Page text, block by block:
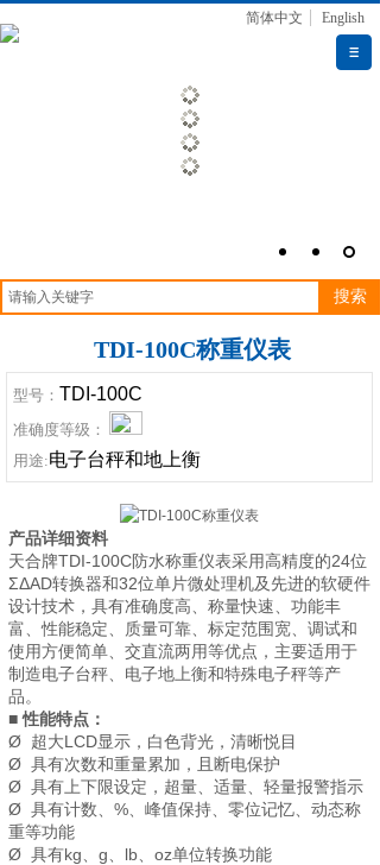
简体中文 English
搜索
TDI-100C称重仪表
型号： TDI-100C
准确度等级：
用途:电子台秤和地上衡
产品详细资料
天合牌TDI-100C防水称重仪表采用高精度的24位
ΣΔAD转换器和32位单片微处理机及先进的软硬件
设计技术，具有准确度高、称量快速、功能丰
富、性能稳定、质量可靠、标定范围宽、调试和
使用方便简单、交直流两用等优点，主要适用于
制造电子台秤、电子地上衡和特殊电子秤等产
品。
■性能特点：
Ø 超大LCD显示，白色背光，清晰悦目
Ø 具有次数和重量累加，且断电保护
Ø 具有上下限设定，超量、适量、轻量报警指示
Ø 具有计数、%、峰值保持、零位记忆、动态称
重等功能
Ø 具有kg、g、lb、oz单位转换功能